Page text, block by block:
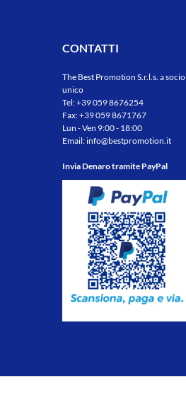
CONTATTI
The Best Promotion S.r.l.s. a socio
unico
Tel:+39 059 8676254
Fax: +39 059 8671767
Lun - Ven 9:00 - 18:00
Email:info@bestpromotion.it
Invia Denaro tramite PayPal